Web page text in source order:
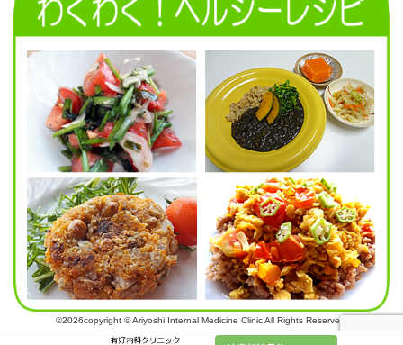
©2026copyright © Ariyoshi Internal Medicine Clinic All Rights Reserved.